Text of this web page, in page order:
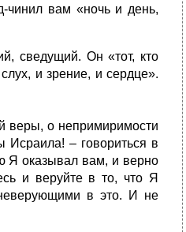
чинил вам «ночь и день,
сведущий. Он «тот, кто
и зрение, и сердце».
веры, о непримиримости
– говориться в
Я оказывал вам, и верно
и веруйте в то, что Я
в это. И не